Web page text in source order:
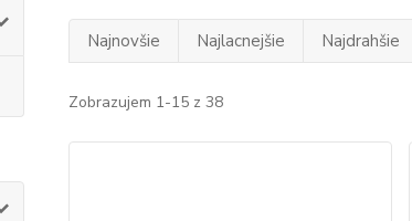
Najnovšie Najlacnejšie Najdrahšie
Zobrazujem 1-15 z 38